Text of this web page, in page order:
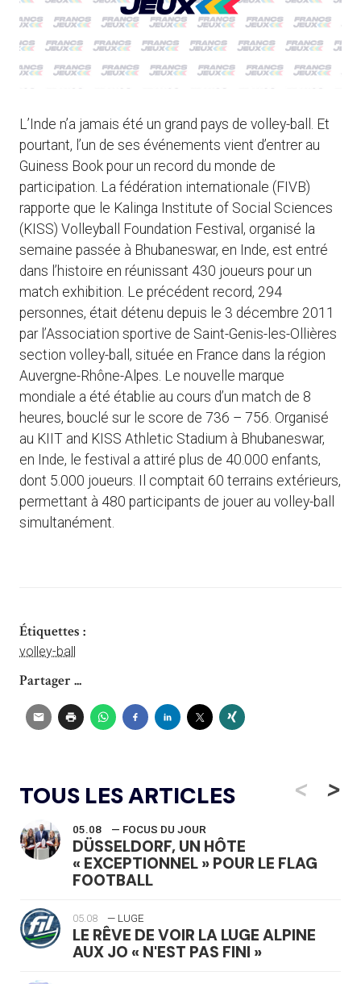
L’Inde n’a jamais été un grand pays de volley-ball. Et
pourtant, l’un de ses événements vient d’entrer au
Guiness Book pour un record du monde de
participation. La fédération internationale (FIVB)
rapporte que le Kalinga Institute of Social Sciences
(KISS) Volleyball Foundation Festival, organisé la
semaine passée à Bhubaneswar, en Inde, est entré
dans l’histoire en réunissant 430 joueurs pour un
match exhibition. Le précédent record, 294
personnes, était détenu depuis le 3 décembre 2011
par l’Association sportive de Saint-Genis-les-Ollières
section volley-ball, située en France dans la région
Auvergne-Rhône-Alpes. Le nouvelle marque
mondiale a été établie au cours d’un match de 8
heures, bouclé sur le score de 736 – 756. Organisé
au KIIT and KISS Athletic Stadium à Bhubaneswar,
en Inde, le festival a attiré plus de 40.000 enfants,
dont 5.000 joueurs. Il comptait 60 terrains extérieurs,
permettant à 480 participants de jouer au volley-ball
simultanément.
Étiquettes :
volley-ball
Partager ...
TOUS LES ARTICLES <
05.08 — FOCUS DU JOUR
DÜSSELDORF, UN HÔTE
« EXCEPTIONNEL » POUR LE FLAG
FOOTBALL
05.08 — LUGE
LE RÊVE DE VOIR LA LUGE ALPINE
AUX JO « N'EST PAS FINI »
>